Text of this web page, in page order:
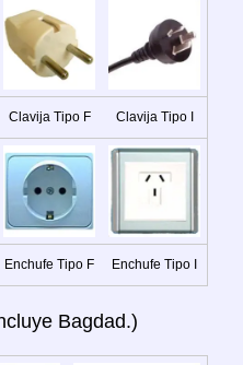
Clavija Tipo F Clavija Tipo I
Enchufe Tipo F Enchufe Tipo I
Bagdad.)